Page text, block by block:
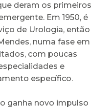
deram os primeiros
Em 1950, é
de Urologia, então
numa fase em
com poucas
e
específico.
ganha novo impulso